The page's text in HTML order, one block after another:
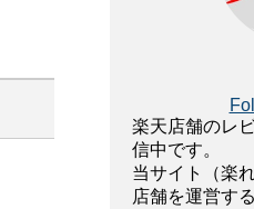
楽天店舗のレ
信中です。
当サイト（楽
店舗を運営す